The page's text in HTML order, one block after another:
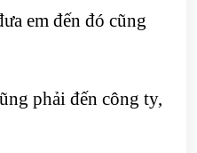
em đến đó cũng
phải đến công ty,